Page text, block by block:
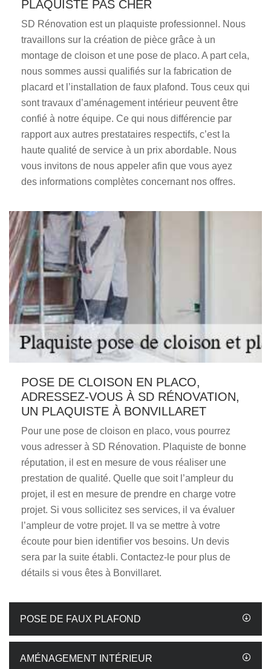
PLAQUISTE PAS CHER
SD Rénovation est un plaquiste professionnel. Nous
travaillons sur la création de pièce grâce à un
montage de cloison et une pose de placo. A part cela,
nous sommes aussi qualifiés sur la fabrication de
placard et l’installation de faux plafond. Tous ceux qui
sont travaux d’aménagement intérieur peuvent être
confié à notre équipe. Ce qui nous différencie par
rapport aux autres prestataires respectifs, c’est la
haute qualité de service à un prix abordable. Nous
vous invitons de nous appeler afin que vous ayez
des informations complètes concernant nos offres.
POSE DE CLOISON EN PLACO,
ADRESSEZ-VOUS À SD RÉNOVATION,
UN PLAQUISTE À BONVILLARET
Pour une pose de cloison en placo, vous pourrez
vous adresser à SD Rénovation. Plaquiste de bonne
réputation, il est en mesure de vous réaliser une
prestation de qualité. Quelle que soit l’ampleur du
projet, il est en mesure de prendre en charge votre
projet. Si vous sollicitez ses services, il va évaluer
l’ampleur de votre projet. Il va se mettre à votre
écoute pour bien identifier vos besoins. Un devis
sera par la suite établi. Contactez-le pour plus de
détails si vous êtes à Bonvillaret.
POSE DE FAUX PLAFOND
AMÉNAGEMENT INTÉRIEUR